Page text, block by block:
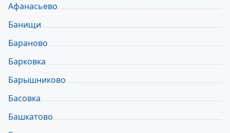
Афанасьево
Банищи
Бараново
Барковка
Барышниково
Басовка
Башкатово